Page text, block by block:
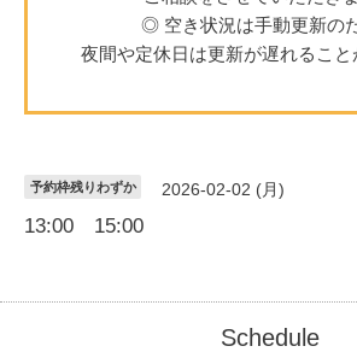
◎ 空き状況は手動更新のた
夜間や定休日は更新が遅れること
予約枠残りわずか 2026-02-02 (月)
13:00 15:00
Schedule